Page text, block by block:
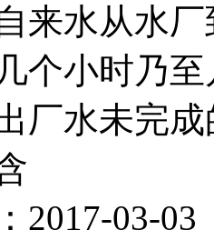
来水从水
个小时乃
厂水未完
2017-03-